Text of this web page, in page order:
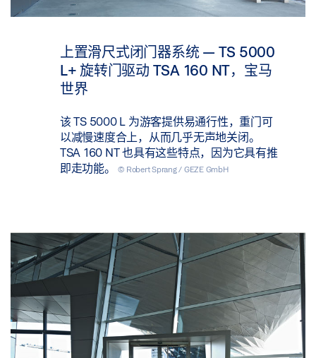
上置滑尺式闭门器系统 — TS 5000
L+ 旋转门驱动 TSA 160 NT，宝马
世界
该 TS 5000 L 为游客提供易通行性，重门可
以减慢速度合上，从而几乎无声地关闭。
TSA 160 NT 也具有这些特点，因为它具有推
即走功能。© Robert Sprang / GEZE GmbH